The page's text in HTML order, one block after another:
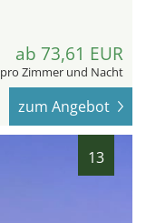
ab 73,61 EUR
pro Zimmer und Nacht
zum Angebot
13